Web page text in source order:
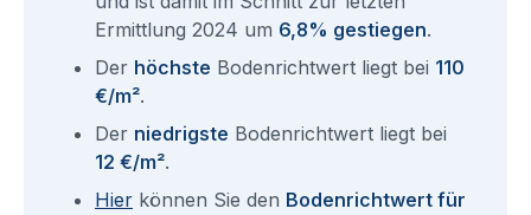
Ermittlung 2024 um 6,8% gestiegen.
Der höchste Bodenrichtwert liegt bei 110
€/m².
Der niedrigste Bodenrichtwert liegt bei
12 €/m².
Hier können Sie den Bodenrichtwert für